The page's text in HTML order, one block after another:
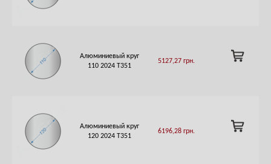
Алюминиевый круг
110 2024 Т351
5127,27 грн.
ADD
TO
Алюминиевый круг
120 2024 Т351
6196,28 грн.
ADD
TO